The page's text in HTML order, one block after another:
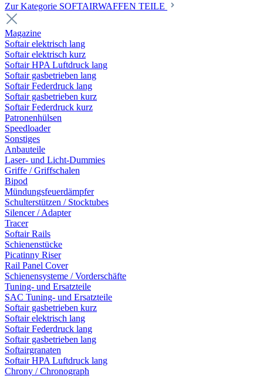
Zur Kategorie SOFTAIRWAFFEN TEILE
Magazine
Softair elektrisch lang
Softair elektrisch kurz
Softair HPA Luftdruck lang
Softair gasbetrieben lang
Softair Federdruck lang
Softair gasbetrieben kurz
Softair Federdruck kurz
Patronenhülsen
Speedloader
Sonstiges
Anbauteile
Laser- und Licht-Dummies
Griffe / Griffschalen
Bipod
Mündungsfeuerdämpfer
Schulterstützen / Stocktubes
Silencer / Adapter
Tracer
Softair Rails
Schienenstücke
Picatinny Riser
Rail Panel Cover
Schienensysteme / Vorderschäfte
Tuning- und Ersatzteile
SAC Tuning- und Ersatzteile
Softair gasbetrieben kurz
Softair elektrisch lang
Softair Federdruck lang
Softair gasbetrieben lang
Softairgranaten
Softair HPA Luftdruck lang
Chrony / Chronograph